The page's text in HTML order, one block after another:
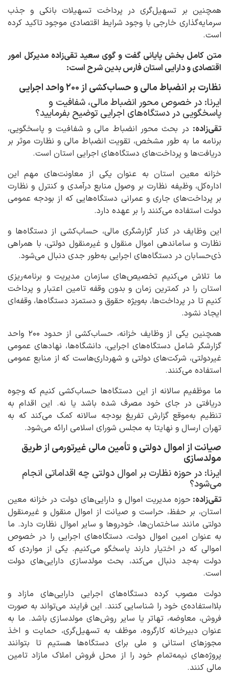
همچنین بر تسهیل‌گری در پرداخت تسهیلات بانکی و جذب
سرمایه‌گذاری خارجی با وجود شرایط اقتصادی موجود تاکید کرده
است.
متن کامل بخش پایانی گفت و گوی سعید تقی‌زاده مدیرکل امور
اقتصادی و دارایی استان فارس بدین شرح است:
نظارت بر انضباط مالی و حساب‌کشی از ۲۰۰ واحد اجرایی
ایرنا: در خصوص محور انضباط مالی، شفافیت و
پاسخگویی در دستگاه‌های اجرایی توضیح بفرمایید؟
تقی‌زاده: در بحث محور انضباط مالی و شفافیت و پاسخگویی،
برنامه ما به طور مشخص، تقویت انضباط مالی و نظارت موثر بر
دریافت‌ها و پرداخت‌های دستگاه‌های اجرایی استان است.
خزانه معین استان به عنوان یکی از معاونت‌های مهم این
اداره‌کل، وظیفه نظارت بر وصول منابع درآمدی و کنترل و نظارت
بر پرداخت‌های جاری و عمرانی دستگاه‌هایی که از بودجه عمومی
دولت استفاده می‌کنند را بر عهده دارد.
این وظایف در کنار گزارشگری مالی، حساب‌کشی از دستگاه‌ها و
نظارت و ساماندهی اموال منقول و غیرمنقول دولتی، با همراهی
ذی‌حسابان در دستگاه‌های اجرایی به‌طور جدی دنبال می‌شود.
ما تلاش می‌کنیم تخصیص‌های سازمان مدیریت و برنامه‌ریزی
استان را در کمترین زمان و بدون وقفه تامین اعتبار و پرداخت
کنیم تا در پرداخت‌ها، به‌ویژه حقوق و دستمزد دستگاه‌ها، وقفه‌ای
ایجاد نشود.
همچنین یکی از وظایف خزانه، حساب‌کشی از حدود ۲۰۰ واحد
گزارشگر شامل دستگاه‌های اجرایی، دانشگاه‌ها، نهادهای عمومی
غیردولتی، شرکت‌های دولتی و شهرداری‌هاست که از منابع عمومی
استفاده می‌کنند.
ما موظفیم سالانه از این دستگاه‌ها حساب‌کشی کنیم که وجوه
دریافتی در جای خود مصرف شده باشد یا نه. این اقدام به
تنظیم به‌موقع گزارش تفریغ بودجه سالانه کمک می‌کند که به
تهران ارسال و نهایتا به مجلس شورای اسلامی ارائه می‌شود.
صیانت از اموال دولتی و تأمین مالی غیرتورمی از طریق
مولدسازی
ایرنا: در حوزه نظارت بر اموال دولتی چه اقداماتی انجام
می‌شود؟
تقی‌زاده: حوزه مدیریت اموال و دارایی‌های دولت در خزانه معین
استان، بر حفظ، حراست و صیانت از اموال منقول و غیرمنقول
دولتی مانند ساختمان‌ها، خودروها و سایر اموال نظارت دارد. ما
به عنوان امین اموال دولت، دستگاه‌های اجرایی را در خصوص
اموالی که در اختیار دارند پاسخگو می‌کنیم. یکی از مواردی که
دولت به‌جد دنبال می‌کند، بحث مولدسازی دارایی‌های دولت
است.
دولت مصوب کرده دستگاه‌های اجرایی دارایی‌های مازاد و
بلااستفاده‌ی خود را شناسایی کنند. این فرایند می‌تواند به صورت
فروش، معاوضه، تهاتر یا سایر روش‌های مولدسازی باشد. ما به
عنوان دبیرخانه کارگروه، موظف به تسهیل‌گری، حمایت و اخذ
مجوزهای استانی و ملی برای دستگاه‌ها هستیم تا بتوانند
پروژه‌های نیمه‌تمام خود را از محل فروش املاک مازاد تامین
مالی کنند.